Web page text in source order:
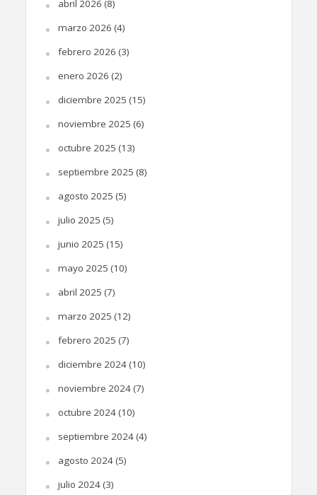
abril 2026 (8)
marzo 2026 (4)
febrero 2026 (3)
enero 2026 (2)
diciembre 2025 (15)
noviembre 2025 (6)
octubre 2025 (13)
septiembre 2025 (8)
agosto 2025 (5)
julio 2025 (5)
junio 2025 (15)
mayo 2025 (10)
abril 2025 (7)
marzo 2025 (12)
febrero 2025 (7)
diciembre 2024(10)
noviembre 2024(7)
octubre 2024(10)
septiembre 2024(4)
agosto 2024(5)
julio 2024(3)